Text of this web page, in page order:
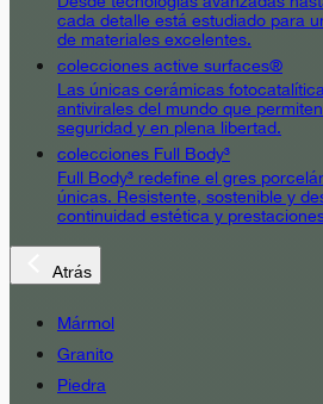
cada detalle está estudiado para
de materiales excelentes.
colecciones active surfaces®
Las únicas cerámicas
antivirales del mundo que
seguridad y en plena libertad.
colecciones Full Body³
Full Body³ redefine el gres
únicas. Resistente, sostenible y
continuidad estética y
Atrás
Mármol
Granito
Piedra